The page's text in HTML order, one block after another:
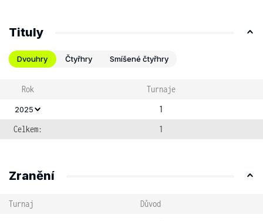
Tituly
Dvouhry Čtyřhry Smíšené čtyřhry
Rok Turnaje
2025
1
Celkem:
1
Zranění
Turnaj Důvod